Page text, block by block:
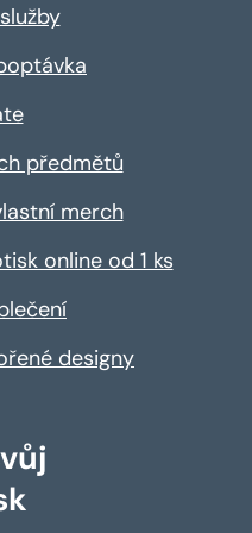
předmětů
merch
online od 1 ks
designy